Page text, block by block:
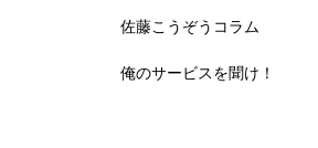
佐藤こうぞうコラム
俺のサービスを聞け！